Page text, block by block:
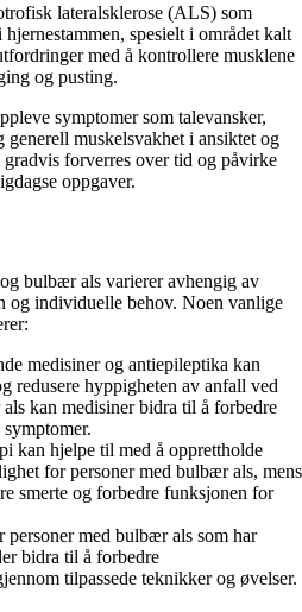
lateralsklerose (ALS) som
spesielt i området kalt
med å kontrollere musklene
og pusting.
symptomer som talevansker,
generell muskelsvakhet i ansiktet og
forverres over tid og påvirke
oppgaver.
bulbær als varierer avhengig av
og individuelle behov. Noen vanlige
medisiner og antiepileptika kan
redusere hyppigheten av anfall ved
kan medisiner bidra til å forbedre
kan hjelpe til med å opprettholde
for personer med bulbær als, mens
smerte og forbedre funksjonen for
personer med bulbær als som har
bidra til å forbedre
tilpassede teknikker og øvelser.